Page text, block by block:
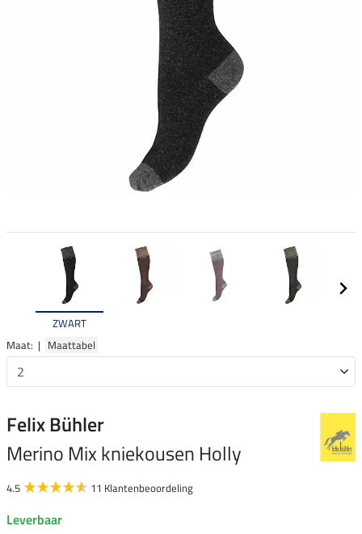
ZWART
Maat: | Maattabel
Felix Bühler
Merino Mix kniekousen Holly
4.5 11 Klantenbeoordeling
Leverbaar